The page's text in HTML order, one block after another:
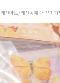
레진아트/레진공예 꾸미기